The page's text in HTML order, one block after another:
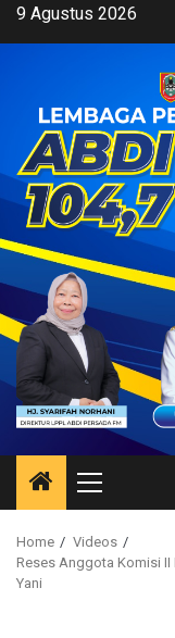
Skip9 Agustus 2026
Primary
Menu
Home
Videos
Reses Anggota Komisi II
Yani